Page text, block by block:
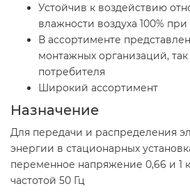
Устойчив к воздействию
влажности воздуха 100%
В ассортименте
монтажных организаций,
потребителя
Широкий ассортимент
Назначение
Для передачи и распределения
энергии в стационарных
переменное напряжение 0,66 и 1
частотой 50 Гц